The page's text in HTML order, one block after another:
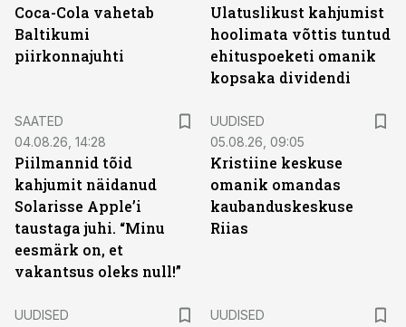
Coca-Cola vahetab
Baltikumi
piirkonnajuhti
Ulatuslikust kahjumist
hoolimata võttis tuntud
ehituspoeketi omanik
kopsaka dividendi
SAATED
04.08.26, 14:28
Piilmannid tõid
kahjumit näidanud
Solarisse Apple’i
taustaga juhi. “Minu
eesmärk on, et
vakantsus oleks null!”
UUDISED
05.08.26, 09:05
Kristiine keskuse
omanik omandas
kaubanduskeskuse
Riias
UUDISED
UUDISED